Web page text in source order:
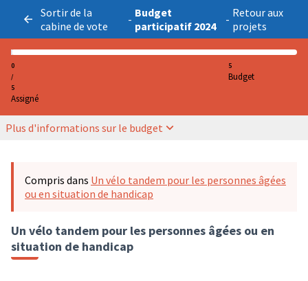
Sortir de la
cabine de vote
- Budget
participatif 2024
- Retour aux
projets
0
/
5
Assigné
5
Budget
Plus d'informations sur le budget
Compris dans Un vélo tandem pour les personnes âgées
ou en situation de handicap
Un vélo tandem pour les personnes âgées ou en
situation de handicap